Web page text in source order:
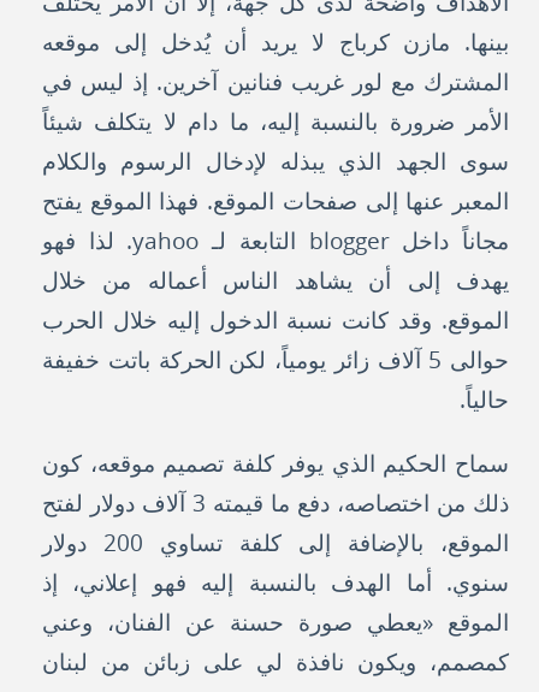
بينها. مازن كرباج لا يريد أن يُدخل إلى موقعه
المشترك مع لور غريب فنانين آخرين. إذ ليس في
الأمر ضرورة بالنسبة إليه، ما دام لا يتكلف شيئاً
سوى الجهد الذي يبذله لإدخال الرسوم والكلام
المعبر عنها إلى صفحات الموقع. فهذا الموقع يفتح
مجاناً داخل blogger التابعة لـ yahoo. لذا فهو
يهدف إلى أن يشاهد الناس أعماله من خلال
الموقع. وقد كانت نسبة الدخول إليه خلال الحرب
حوالى 5 آلاف زائر يومياً، لكن الحركة باتت خفيفة
حالياً.
سماح الحكيم الذي يوفر كلفة تصميم موقعه، كون
ذلك من اختصاصه، دفع ما قيمته 3 آلاف دولار لفتح
الموقع، بالإضافة إلى كلفة تساوي 200 دولار
سنوي. أما الهدف بالنسبة إليه فهو إعلاني، إذ
الموقع «يعطي صورة حسنة عن الفنان، وعني
كمصمم، ويكون نافذة لي على زبائن من لبنان